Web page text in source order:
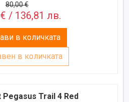
80,00 €
/ 136,81 лв.
в количката
в количката
Pegasus Trail 4 Red